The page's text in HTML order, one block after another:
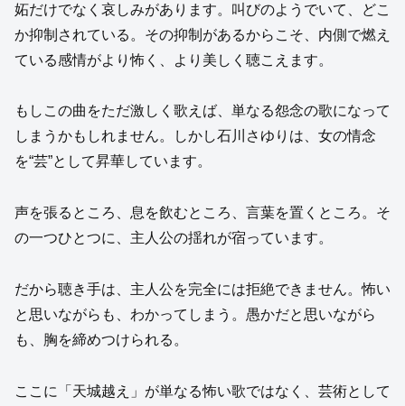
妬だけでなく哀しみがあります。叫びのようでいて、どこ
か抑制されている。その抑制があるからこそ、内側で燃え
ている感情がより怖く、より美しく聴こえます。
もしこの曲をただ激しく歌えば、単なる怨念の歌になって
しまうかもしれません。しかし石川さゆりは、女の情念
を“芸”として昇華しています。
声を張るところ、息を飲むところ、言葉を置くところ。そ
の一つひとつに、主人公の揺れが宿っています。
だから聴き手は、主人公を完全には拒絶できません。怖い
と思いながらも、わかってしまう。愚かだと思いながら
も、胸を締めつけられる。
ここに「天城越え」が単なる怖い歌ではなく、芸術として